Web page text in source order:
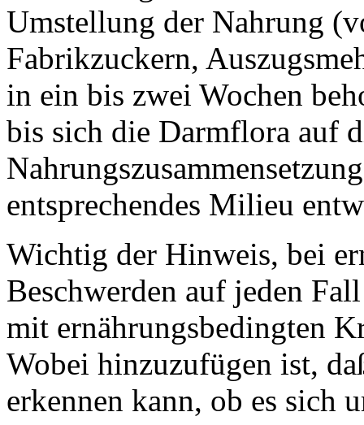
Umstellung der Nahrung
Fabrikzuckern,
in ein bis zwei Wochen
bis sich die Darmflora auf
entsprechendes Milieu
Wichtig der Hinweis, bei
Beschwerden auf jeden
mit ernährungsbedingten
Wobei hinzuzufügen ist,
erkennen kann, ob es sich